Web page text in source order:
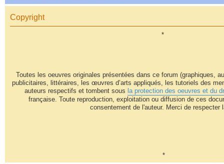
Copyright
*
Toutes les oeuvres originales présentées dans ce forum (graphiques,
publicitaires, littéraires, les œuvres d’arts appliqués, les tutoriels des
auteurs respectifs et tombent sous la protection des oeuvres et du
française. Toute reproduction, exploitation ou diffusion de ces
consentement de l'auteur. Merci de respecter
*